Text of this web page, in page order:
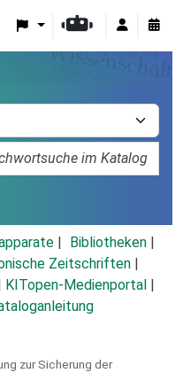
Bibliotheken
Zeitschriften
KITopen-Medienportal
zur Sicherung der